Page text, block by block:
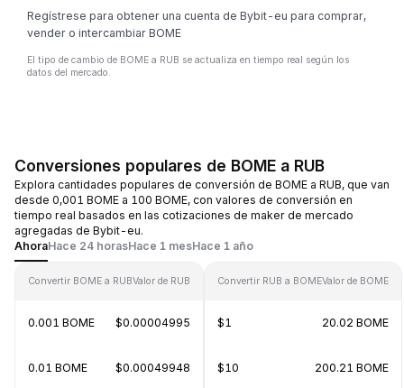
Regístrese para obtener una cuenta de Bybit-eu para comprar,
vender o intercambiar BOME
El tipo de cambio de BOME a RUB se actualiza en tiempo real según los
datos del mercado.
Conversiones populares de BOME a RUB
Explora cantidades populares de conversión de BOME a RUB, que van
desde 0,001 BOME a 100 BOME, con valores de conversión en
tiempo real basados en las cotizaciones de maker de mercado
agregadas de Bybit-eu.
AhoraHace 24 horasHace 1 mesHace 1 año
Convertir BOME a RUBValor de RUB
0.001 BOME $0.00004995
0.01 BOME $0.00049948
Convertir RUB a BOMEValor de BOME
$1 20.02 BOME
$10 200.21 BOME